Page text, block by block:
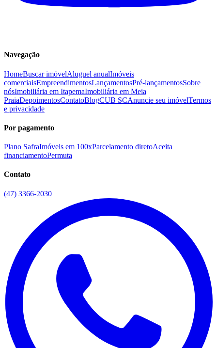
Navegação
HomeBuscar imóvelAluguel anualImóveis
comerciaisEmpreendimentosLançamentosPré-lançamentosSobre
nósImobiliária em ItapemaImobiliária em Meia
PraiaDepoimentosContatoBlogCUB SCAnuncie seu imóvelTermos
e privacidade
Por pagamento
Plano SafraImóveis em 100xParcelamento diretoAceita
financiamentoPermuta
Contato
(47) 3366-2030